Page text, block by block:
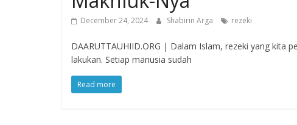
December 24, 2024 Shabirin Arga rezeki
DAARUTTAUHIID.ORG | Dalam Islam, rezeki yang kita
lakukan. Setiap manusia sudah
Read more